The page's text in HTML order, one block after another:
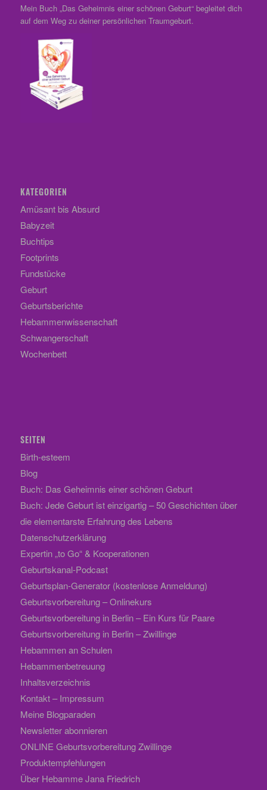
Mein Buch „Das Geheimnis einer schönen Geburt“ begleitet dich
auf dem Weg zu deiner persönlichen Traumgeburt.
KATEGORIEN
Amüsant bis Absurd
Babyzeit
Buchtips
Footprints
Fundstücke
Geburt
Geburtsberichte
Hebammenwissenschaft
Schwangerschaft
Wochenbett
SEITEN
Birth-esteem
Blog
Buch: Das Geheimnis einer schönen Geburt
Buch: Jede Geburt ist einzigartig – 50 Geschichten über
die elementarste Erfahrung des Lebens
Datenschutzerklärung
Expertin „to Go“ & Kooperationen
Geburtskanal-Podcast
Geburtsplan-Generator (kostenlose Anmeldung)
Geburtsvorbereitung – Onlinekurs
Geburtsvorbereitung in Berlin – Ein Kurs für Paare
Geburtsvorbereitung in Berlin – Zwillinge
Hebammen an Schulen
Hebammenbetreuung
Inhaltsverzeichnis
Kontakt – Impressum
Meine Blogparaden
Newsletter abonnieren
ONLINE Geburtsvorbereitung Zwillinge
Produktempfehlungen
Über Hebamme Jana Friedrich